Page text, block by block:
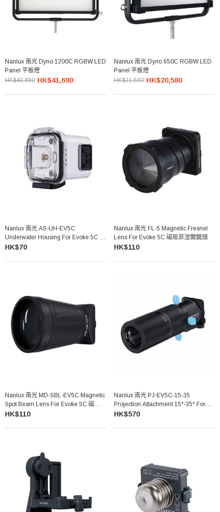
Nanlux 南光 Dyno 1200C RGBW LED
Panel 平板燈
HK$43,880 HK$41,690
Nanlux 南光 Dyno 650C RGBW LED
Panel 平板燈
HK$21,680 HK$20,580
Nanlux 南光 AS-UH-EV5C
Underwater Housing For Evoke 5C 潛
水罩
HK$70
Nanlux 南光 FL-5 Magnetic Fresnel
Lens For Evoke 5C 磁吸菲涅爾鏡頭
HK$110
Nanlux 南光 MD-SBL-EV5C Magnetic
Spot Beam Lens For Evoke 5C 磁吸聚
光鏡頭
HK$110
Nanlux 南光 PJ-EV5C-15-35
Projection Attachment 15°-35° For
Evoke 5C 磁吸成像鏡頭
HK$570